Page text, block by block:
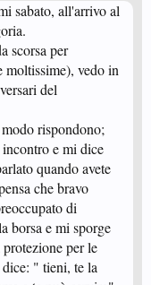
sabato, all'arrivo al
scorsa per
moltissime), vedo in
del
rispondono;
e mi dice
quando avete
che bravo
di
borsa e mi sporge
per le
" tieni, te la